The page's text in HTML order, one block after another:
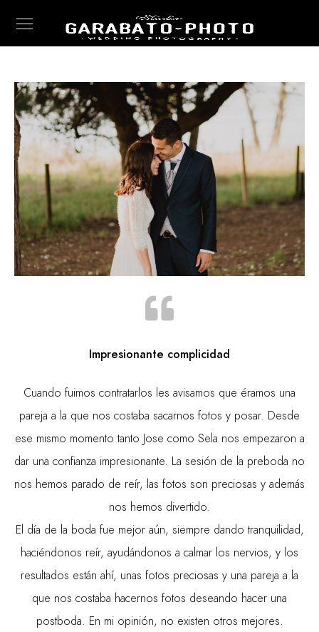
Impresionante complicidad
Cuando fuimos contratarlos les avisamos que éramos una
pareja a la que nos costaba sacarnos fotos y posar. Desde
ese mismo momento tanto Jose como Sela nos empezaron a
dar una confianza impresionante. La sesión de la preboda no
nos hemos parado de reír, las fotos son preciosas y además
nos hemos divertido.
El día de la boda fue mejor aún, siempre dando tranquilidad,
haciéndonos reír, ayudándonos a calmar los nervios, y los
resultados están ahí, unas fotos preciosas y una pareja a la
que nos costaba hacernos fotos deseando hacer una
postboda. En mi opinión, no existen otros mejores.